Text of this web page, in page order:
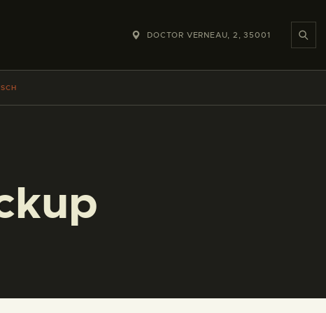
DOCTOR VERNEAU, 2, 35001